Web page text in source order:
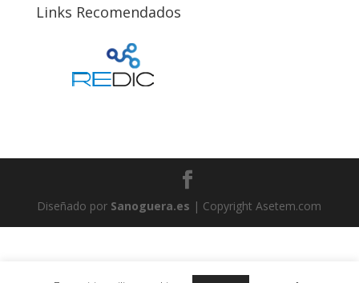
Links Recomendados
Diseñado por Sanoguera.es | Copyright Asetem.com